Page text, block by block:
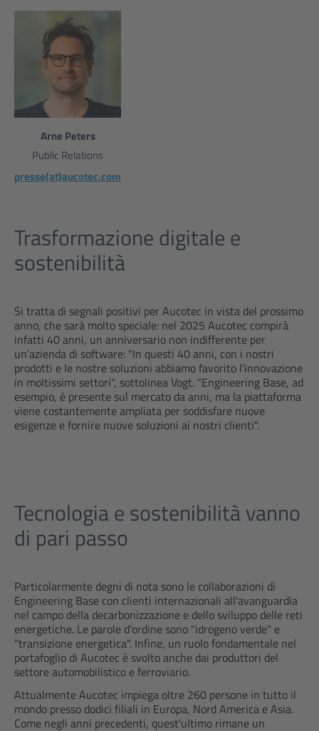
Arne Peters
Public Relations
presse(at)aucotec.com
Trasformazione digitale e
sostenibilità
Si tratta di segnali positivi per Aucotec in vista del prossimo
anno, che sarà molto speciale: nel 2025 Aucotec compirà
infatti 40 anni, un anniversario non indifferente per
un'azienda di software: "In questi 40 anni, con i nostri
prodotti e le nostre soluzioni abbiamo favorito l'innovazione
in moltissimi settori", sottolinea Vogt. "Engineering Base, ad
esempio, è presente sul mercato da anni, ma la piattaforma
viene costantemente ampliata per soddisfare nuove
esigenze e fornire nuove soluzioni ai nostri clienti".
Tecnologia e sostenibilità vanno
di pari passo
Particolarmente degni di nota sono le collaborazioni di
Engineering Base con clienti internazionali all'avanguardia
nel campo della decarbonizzazione e dello sviluppo delle reti
energetiche. Le parole d'ordine sono "idrogeno verde" e
"transizione energetica". Infine, un ruolo fondamentale nel
portafoglio di Aucotec è svolto anche dai produttori del
settore automobilistico e ferroviario.
Attualmente Aucotec impiega oltre 260 persone in tutto il
mondo presso dodici filiali in Europa, Nord America e Asia.
Come negli anni precedenti, quest'ultimo rimane un